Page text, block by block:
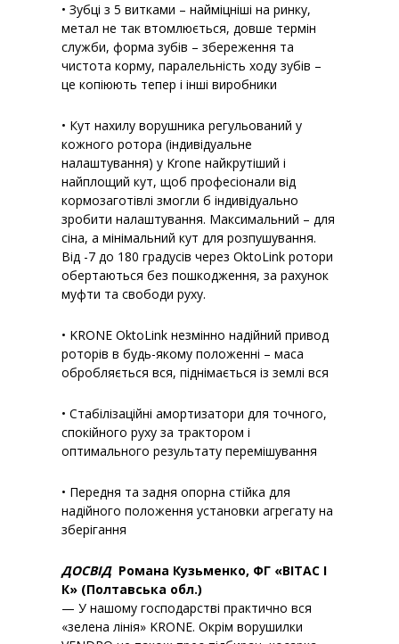
• Зубці з 5 витками – найміцніші на ринку,
метал не так втомлюється, довше термін
служби, форма зубів – збереження та
чистота корму, паралельність ходу зубів –
це копіюють тепер і інші виробники
• Кут нахилу ворушника регульований у
кожного ротора (індивідуальне
налаштування) у Krone найкрутіший і
найплощий кут, щоб професіонали від
кормозаготівлі змогли б індивідуально
зробити налаштування. Максимальний – для
сіна, а мінімальний кут для розпушування.
Від -7 до 180 градусів через OktoLink ротори
обертаються без пошкодження, за рахунок
муфти та свободи руху.
• KRONE OktoLink незмінно надійний привод
роторів в будь-якому положенні – маса
обробляється вся, піднімається із землі вся
• Стабілізаційні амортизатори для точного,
спокійного руху за трактором і
оптимального результату перемішування
• Передня та задня опорна стійка для
надійного положення установки агрегату на
зберігання
ДОСВІД Романа Кузьменко, ФГ «ВІТАС І
К» (Полтавська обл.)
— У нашому господарстві практично вся
«зелена лінія» KRONE. Окрім ворушилки